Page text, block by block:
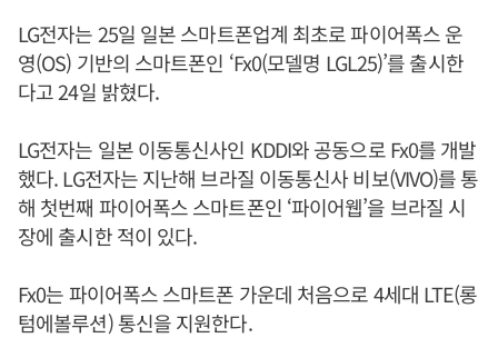
LG전자는 25일 일본 스마트폰업계 최초로 파이어폭스 운
영(OS) 기반의 스마트폰인 ‘Fx0(모델명 LGL25)’를 출시한
다고 24일 밝혔다.
LG전자는 일본 이동통신사인 KDDI와 공동으로 Fx0를 개발
했다. LG전자는 지난해 브라질 이동통신사 비보(VIVO)를 통
해 첫번째 파이어폭스 스마트폰인 ‘파이어웹’을 브라질 시
장에 출시한 적이 있다.
Fx0는 파이어폭스 스마트폰 가운데 처음으로 4세대 LTE(롱
텀에볼루션) 통신을 지원한다.